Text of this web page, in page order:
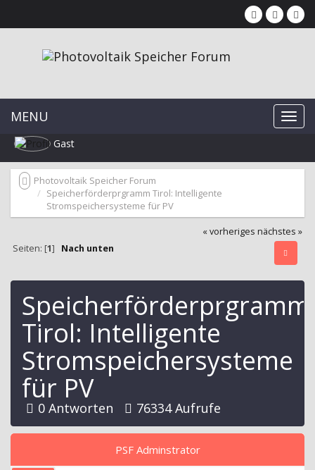
MENU
Gast
Photovoltaik Speicher Forum
Speicherförderprgramm Tirol: Intelligente
Stromspeichersysteme für PV
« vorheriges nächstes »
Seiten: [1] Nach unten
Speicherförderprgramm
Tirol: Intelligente
Stromspeichersysteme
für PV
0 Antworten 76334 Aufrufe
PSF Adminstrator